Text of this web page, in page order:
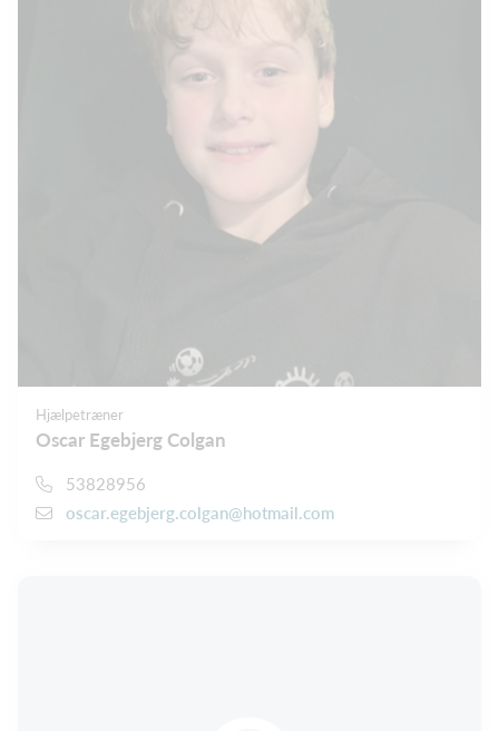
Hjælpetræner
Oscar Egebjerg Colgan
53828956
oscar.egebjerg.colgan@hotmail.com